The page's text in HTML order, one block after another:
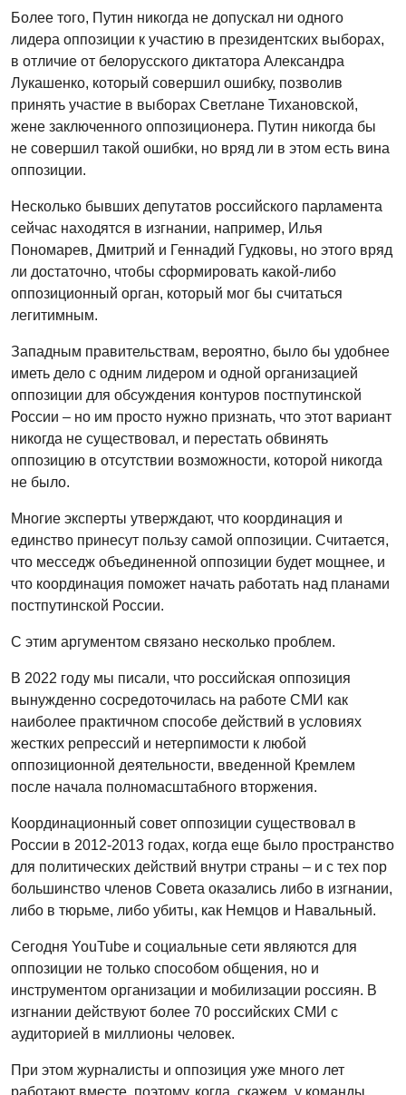
Более того, Путин никогда не допускал ни одного
лидера оппозиции к участию в президентских выборах,
в отличие от белорусского диктатора Александра
Лукашенко, который совершил ошибку, позволив
принять участие в выборах Светлане Тихановской,
жене заключенного оппозиционера. Путин никогда бы
не совершил такой ошибки, но вряд ли в этом есть вина
оппозиции.
Несколько бывших депутатов российского парламента
сейчас находятся в изгнании, например, Илья
Пономарев, Дмитрий и Геннадий Гудковы, но этого вряд
ли достаточно, чтобы сформировать какой-либо
оппозиционный орган, который мог бы считаться
легитимным.
Западным правительствам, вероятно, было бы удобнее
иметь дело с одним лидером и одной организацией
оппозиции для обсуждения контуров постпутинской
России – но им просто нужно признать, что этот вариант
никогда не существовал, и перестать обвинять
оппозицию в отсутствии возможности, которой никогда
не было.
Многие эксперты утверждают, что координация и
единство принесут пользу самой оппозиции. Cчитается,
что месседж объединенной оппозиции будет мощнее, и
что координация поможет начать работать над планами
постпутинской России.
С этим аргументом связано несколько проблем.
В 2022 году мы писали, что российская оппозиция
вынужденно сосредоточилась на работе СМИ как
наиболее практичном способе действий в условиях
жестких репрессий и нетерпимости к любой
оппозиционной деятельности, введенной Кремлем
после начала полномасштабного вторжения.
Координационный совет оппозиции существовал в
России в 2012-2013 годах, когда еще было пространство
для политических действий внутри страны – и с тех пор
большинство членов Совета оказались либо в изгнании,
либо в тюрьме, либо убиты, как Немцов и Навальный.
Сегодня YouTube и социальные сети являются для
оппозиции не только способом общения, но и
инструментом организации и мобилизации россиян. В
изгнании действуют более 70 российских СМИ с
аудиторией в миллионы человек.
При этом журналисты и оппозиция уже много лет